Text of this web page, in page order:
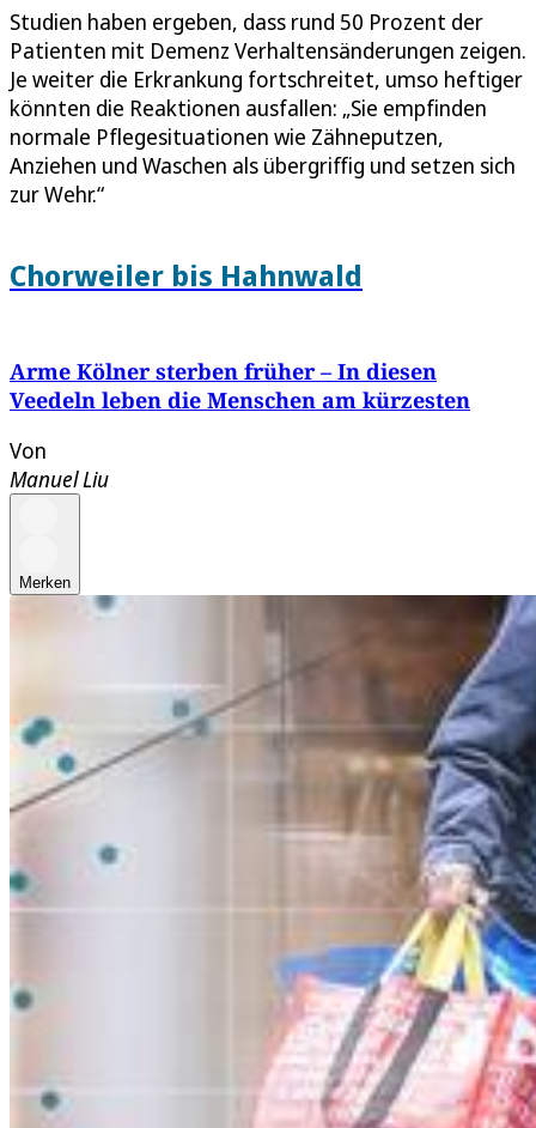
Studien haben ergeben, dass rund 50 Prozent der
Patienten mit Demenz Verhaltensänderungen zeigen.
Je weiter die Erkrankung fortschreitet, umso heftiger
könnten die Reaktionen ausfallen: „Sie empfinden
normale Pflegesituationen wie Zähneputzen,
Anziehen und Waschen als übergriffig und setzen sich
zur Wehr.“
Chorweiler bis Hahnwald
Arme Kölner sterben früher – In diesen
Veedeln leben die Menschen am kürzesten
Von
Manuel Liu
Merken